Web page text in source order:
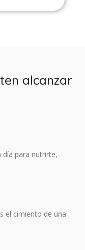
alcanzar
para nutrirte,
el cimiento de una